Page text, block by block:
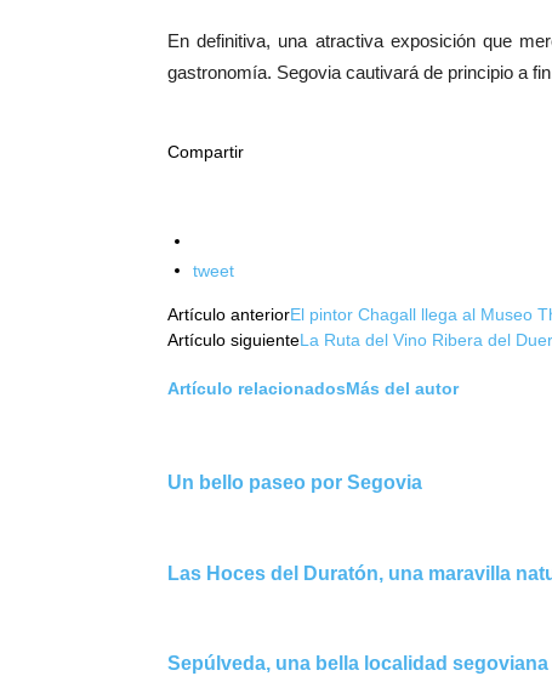
En definitiva, una atractiva exposición que
gastronomía. Segovia cautivará de principio a
Compartir
tweet
Artículo anteriorEl pintor Chagall llega al Museo
Artículo siguienteLa Ruta del Vino Ribera del
Artículo relacionadosMás del autor
Un bello paseo por Segovia
Las Hoces del Duratón, una maravilla
Sepúlveda, una bella localidad segoviana